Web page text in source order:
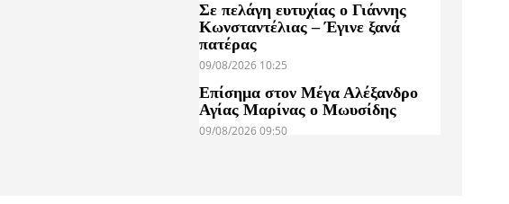
Σε πελάγη ευτυχίας ο Γιάννης
Κωνσταντέλιας – Έγινε ξανά
πατέρας
09/08/2026 10:25
Επίσημα στον Μέγα Αλέξανδρο
Αγίας Μαρίνας ο Μωυσίδης
09/08/2026 09:50